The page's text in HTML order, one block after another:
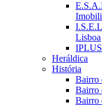
Lisboa
Heráldica
História
Bairro
Bairro
Bairro